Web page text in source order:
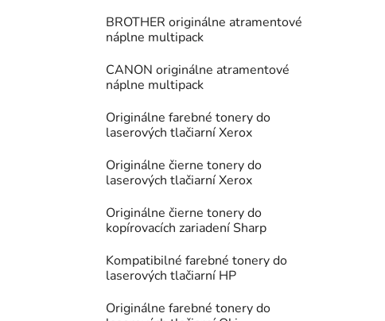
BROTHER originálne atramentové
náplne multipack
CANON originálne atramentové
náplne multipack
Originálne farebné tonery do
laserových tlačiarní Xerox
Originálne čierne tonery do
laserových tlačiarní Xerox
Originálne čierne tonery do
kopírovacích zariadení Sharp
Kompatibilné farebné tonery do
laserových tlačiarní HP
Originálne farebné tonery do